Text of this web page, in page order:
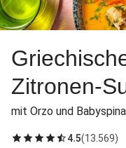
Zitronen-
mit Orzo und
4.5(13.569)